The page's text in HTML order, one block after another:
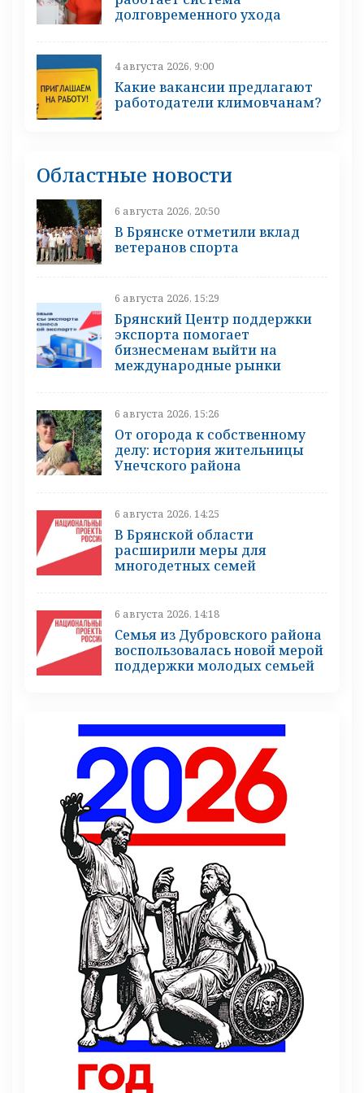
долговременного ухода
4 августа 2026, 9:00
Какие вакансии предлагают
работодатели климовчанам?
Областные новости
6 августа 2026, 20:50
В Брянске отметили вклад
ветеранов спорта
6 августа 2026, 15:29
Брянский Центр поддержки
экспорта помогает
бизнесменам выйти на
международные рынки
6 августа 2026, 15:26
От огорода к собственному
делу: история жительницы
Унечского района
6 августа 2026, 14:25
В Брянской области
расширили меры для
многодетных семей
6 августа 2026, 14:18
Семья из Дубровского района
воспользовалась новой мерой
поддержки молодых семьей